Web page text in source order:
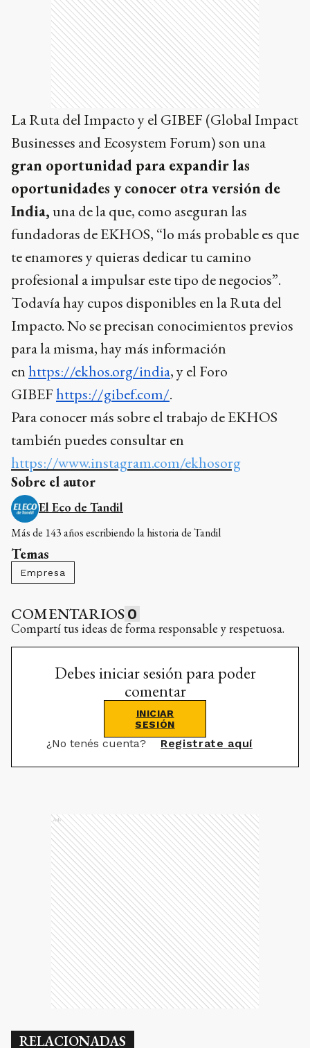
La Ruta del Impacto y el GIBEF (Global Impact
Businesses and Ecosystem Forum) son una
gran oportunidad para expandir las
oportunidades y conocer otra versión de
India,una de la que, como aseguran las
fundadoras de EKHOS, “lo más probable es que
te enamores y quieras dedicar tu camino
profesional a impulsar este tipo de negocios”.
Todavía hay cupos disponibles en la Ruta del
Impacto. No se precisan conocimientos previos
para la misma, hay más información
enhttps://ekhos.org/india, y el Foro
GIBEFhttps://gibef.com/.
Para conocer más sobre el trabajo de EKHOS
también puedes consultar en
https://www.instagram.com/ekhosorg
Sobre el autor
El Eco de Tandil
Más de 143 años escribiendo la historia de Tandil
Temas
Empresa
COMENTARIOS 0
Compartí tus ideas de forma responsable y respetuosa.
Debes iniciar sesión para poder
comentar
INICIAR
SESIÓN
¿No tenés cuenta? Registrate aquí
Ads
RELACIONADAS